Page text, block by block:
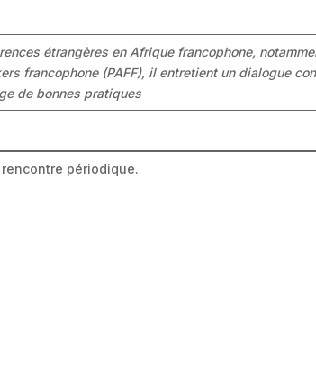
étrangères en Afrique francophone,
francophone (PAFF), il entretient un dialogue
de bonnes pratiques
périodique.